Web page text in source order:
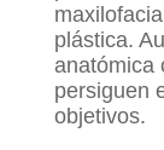
plástica.
anatómica
persiguen
objetivos.